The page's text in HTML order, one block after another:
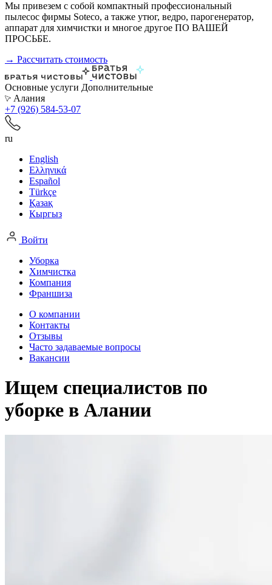
Мы привезем с собой компактный профессиональный
пылесос фирмы Soteco, а также утюг, ведро, парогенератор,
аппарат для химчистки и многое другое ПО ВАШЕЙ
ПРОСЬБЕ.
→ Рассчитать стоимость
Основные услуги Дополнительные
Алания
+7 (926) 584-53-07
ru
English
Ελληνικά
Español
Türkçe
Қазақ
Кыргыз
Войти
Уборка
Химчистка
Компания
Франшиза
О компании
Контакты
Отзывы
Часто задаваемые вопросы
Вакансии
Ищем специалистов по
уборке в Алании